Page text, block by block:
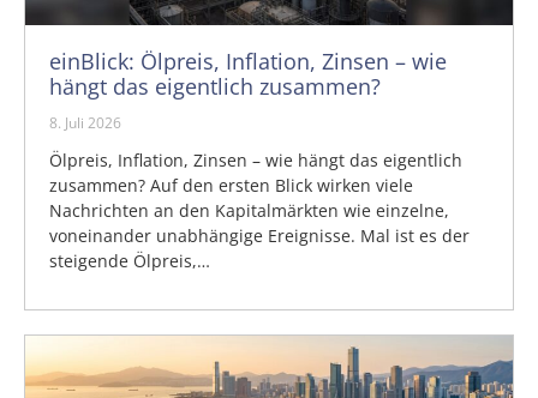
einBlick: Ölpreis, Inflation, Zinsen – wie
hängt das eigentlich zusammen?
8. Juli 2026
Ölpreis, Inflation, Zinsen – wie hängt das eigentlich
zusammen? Auf den ersten Blick wirken viele
Nachrichten an den Kapitalmärkten wie einzelne,
voneinander unabhängige Ereignisse. Mal ist es der
steigende Ölpreis,…